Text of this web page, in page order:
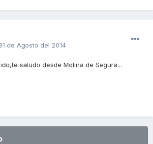
de Agosto del 2014
saludo desde Molina de Segura...